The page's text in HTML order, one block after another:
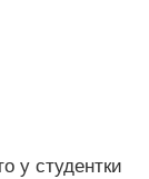
у студентки